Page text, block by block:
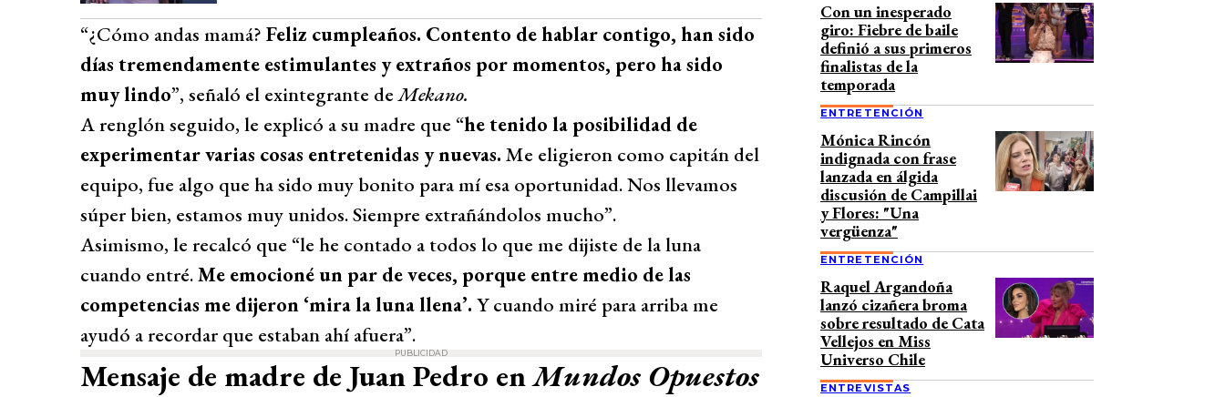
“¿Cómo andas mamá? Feliz cumpleaños. Contento de hablar contigo, han sido
días tremendamente estimulantes y extraños por momentos, pero ha sido
muy lindo”, señaló el exintegrante deMekano.
A renglón seguido, le explicó a su madre que “he tenido la posibilidad de
experimentar varias cosas entretenidas y nuevas. Me eligieron como capitán del
equipo, fue algo que ha sido muy bonito para mí esa oportunidad. Nos llevamos
súper bien, estamos muy unidos. Siempre extrañándolos mucho”.
Asimismo, le recalcó que “le he contado a todos lo que me dijiste de la luna
cuando entré.Me emocioné un par de veces, porque entre medio de las
competencias me dijeron ‘mira la luna llena’. Y cuando miré para arriba me
ayudó a recordar que estaban ahí afuera”.
PUBLICIDAD
Mensaje de madre de Juan Pedro enMundos Opuestos
Con un inesperado
giro: Fiebre de baile
definió a sus primeros
finalistas de la
temporada
ENTRETENCIÓN
Mónica Rincón
indignada con frase
lanzada en álgida
discusión de Campillai
y Flores: "Una
vergüenza"
ENTRETENCIÓN
Raquel Argandoña
lanzó cizañera broma
sobre resultado de Cata
Vellejos en Miss
Universo Chile
ENTREVISTAS